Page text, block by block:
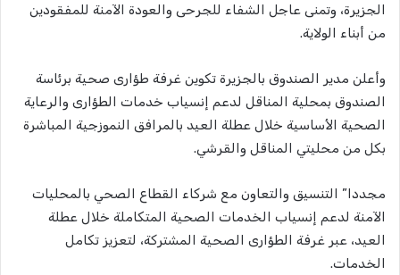
الجزيرة، وتمنى عاجل الشفاء للجرحى والعودة الآمنة للمفقودين
من أبناء الولاية.
وأعلن مدير الصندوق بالجزيرة تكوين غرفة طؤارى صحية برئاسة
الصندوق بمحلية المناقل لدعم إنسياب خدمات الطؤارى والرعاية
الصحية الأساسية خلال عطلة العيد بالمرافق النموزجية المباشرة
بكل من محليتي المناقل والقرشي.
مجددا” التنسيق والتعاون مع شركاء القطاع الصحي بالمحليات
الآمنة لدعم إنسياب الخدمات الصحية المتكاملة خلال عطلة
العيد، عبر غرفة الطؤارى الصحية المشتركة، لتعزيز تكامل
الخدمات.